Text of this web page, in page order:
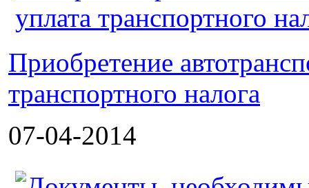
Приобретение
транспортного налога
07-04-2014